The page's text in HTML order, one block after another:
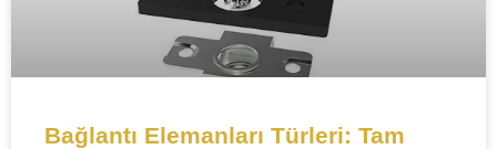
Bağlantı Elemanları Türleri: Tam